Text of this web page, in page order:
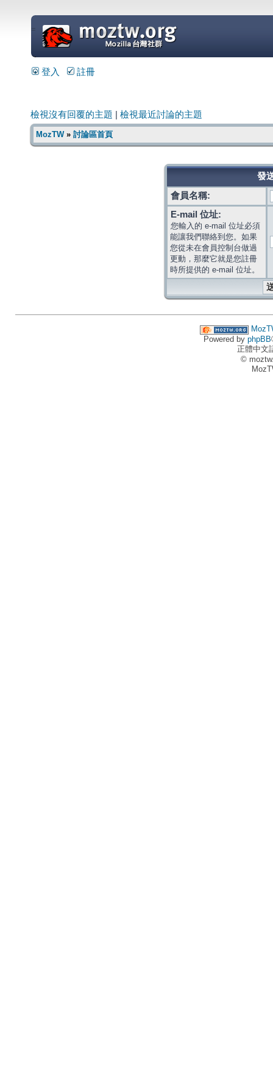
=
登入 註冊
檢視沒有回覆的主題 檢視最近討論的主題
MozTW» 討論區首頁
發
會員名稱:
E-mail 位址:
您輸入的 e-mail 位址必須
能讓我們聯絡到您。如果
您從未在會員控制台做過
更動，那麼它就是您註冊
時所提供的 e-mail 位址。
Powered by phpBB
正體中文
©